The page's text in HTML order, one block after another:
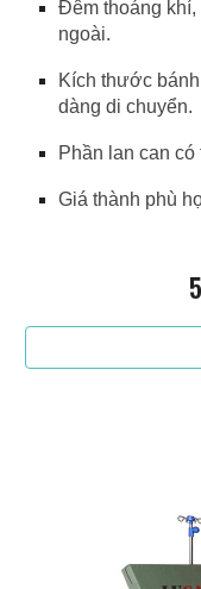
Đêm thoáng
ngoài.
Kích thước
dàng di chuyển.
Phần lan can
Giá thành phù